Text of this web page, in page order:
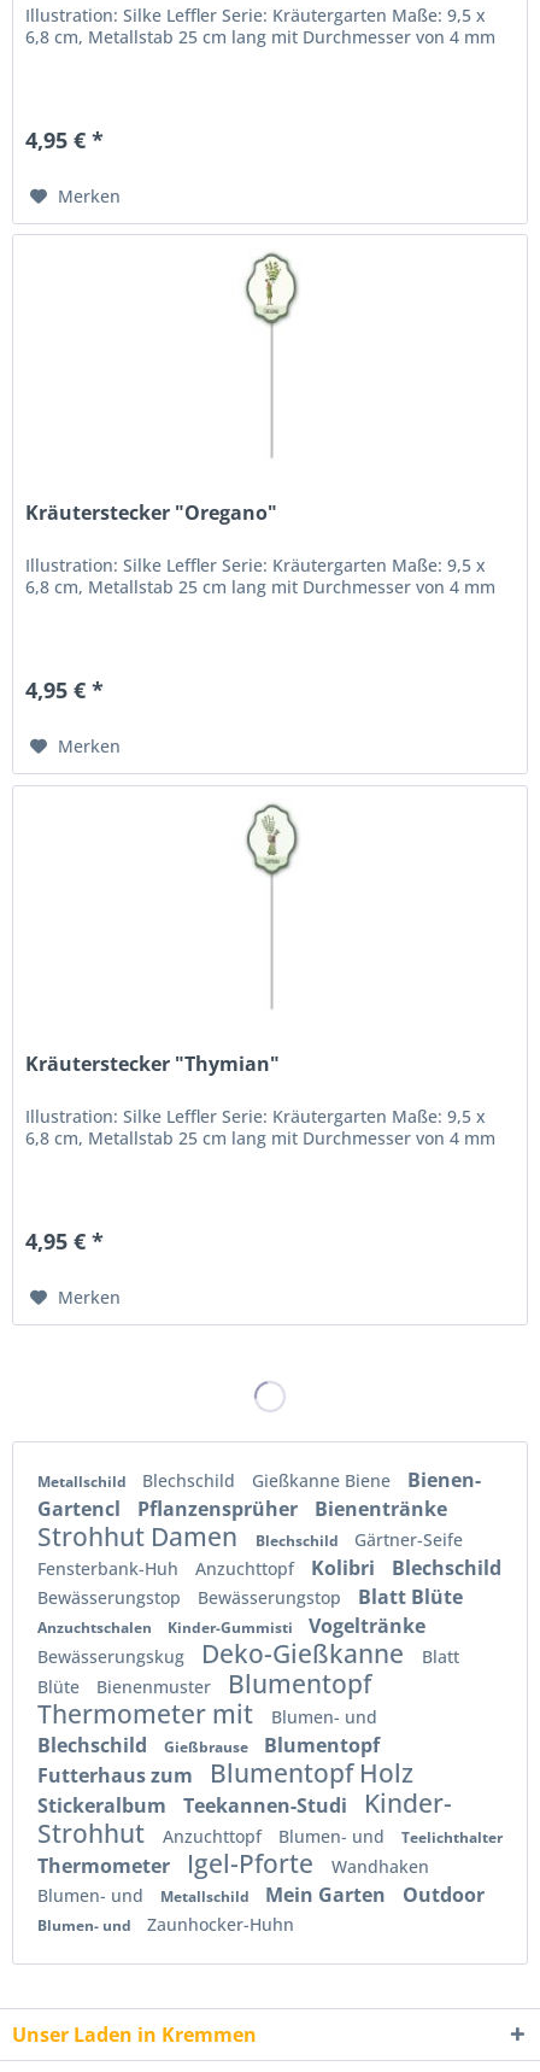
Illustration: Silke Leffler Serie: Kräutergarten Maße: 9,5 x
6,8 cm, Metallstab 25 cm lang mit Durchmesser von 4 mm
4,95 € *
Merken
Kräuterstecker "Oregano"
Illustration: Silke Leffler Serie: Kräutergarten Maße: 9,5 x
6,8 cm, Metallstab 25 cm lang mit Durchmesser von 4 mm
4,95 € *
Merken
Kräuterstecker "Thymian"
Illustration: Silke Leffler Serie: Kräutergarten Maße: 9,5 x
6,8 cm, Metallstab 25 cm lang mit Durchmesser von 4 mm
4,95 € *
Merken
Metallschild Blechschild Gießkanne Biene
Bienen-
Gartencl
Pflanzensprüher Bienentränke
Strohhut Damen Blechschild
Gärtner-Seife
Fensterbank-Huh
Anzuchttopf Kolibri Blechschild
Bewässerungstop Bewässerungstop Blatt Blüte
Anzuchtschalen Kinder-Gummisti Vogeltränke
Bewässerungskug Deko-Gießkanne
Blatt
Blüte
Bienenmuster
Blumentopf
Thermometer mit
Blumen- und
Blechschild Gießbrause
Blumentopf
Futterhaus zum
Blumentopf Holz
Stickeralbum Teekannen-Studi
Kinder-
Strohhut
Anzuchttopf Blumen- und Teelichthalter
Thermometer Igel-Pforte
Wandhaken
Blumen- und
Metallschild Mein Garten Outdoor
Blumen- und Zaunhocker-Huhn
Unser Laden in Kremmen